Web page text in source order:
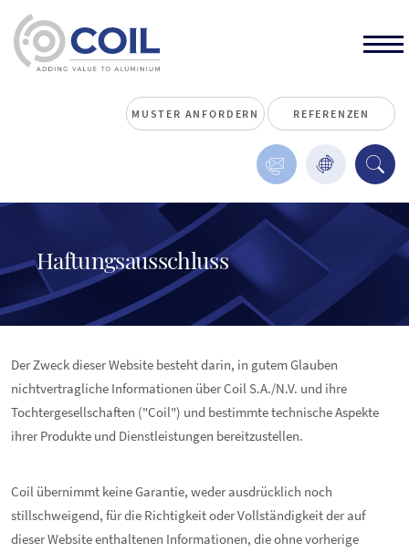
MUSTER ANFORDERN REFERENZEN
Haftungsausschluss
Der Zweck dieser Website besteht darin, in gutem Glauben
nichtvertragliche Informationen über Coil S.A./N.V. und ihre
Tochtergesellschaften ("Coil") und bestimmte technische Aspekte
ihrer Produkte und Dienstleistungen bereitzustellen.
Coil übernimmt keine Garantie, weder ausdrücklich noch
stillschweigend, für die Richtigkeit oder Vollständigkeit der auf
dieser Website enthaltenen Informationen, die ohne vorherige